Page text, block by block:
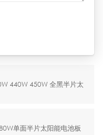
440W 450W 全黑半片太
单面半片太阳能电池板